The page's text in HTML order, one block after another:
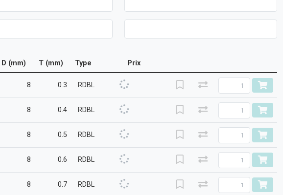
(mm) T (mm) Type Prix
8 0.3 RDBL
8 0.4 RDBL
8 0.5 RDBL
8 0.6 RDBL
8 0.7 RDBL